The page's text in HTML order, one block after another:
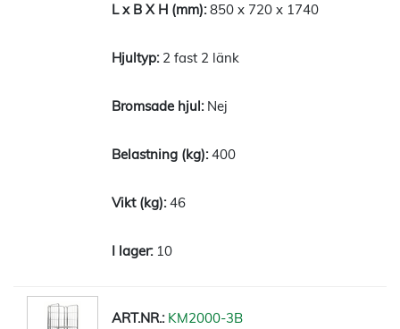
850 x 720 x 1740
2 fast 2 länk
Nej
400
46
10
KM2000-3B